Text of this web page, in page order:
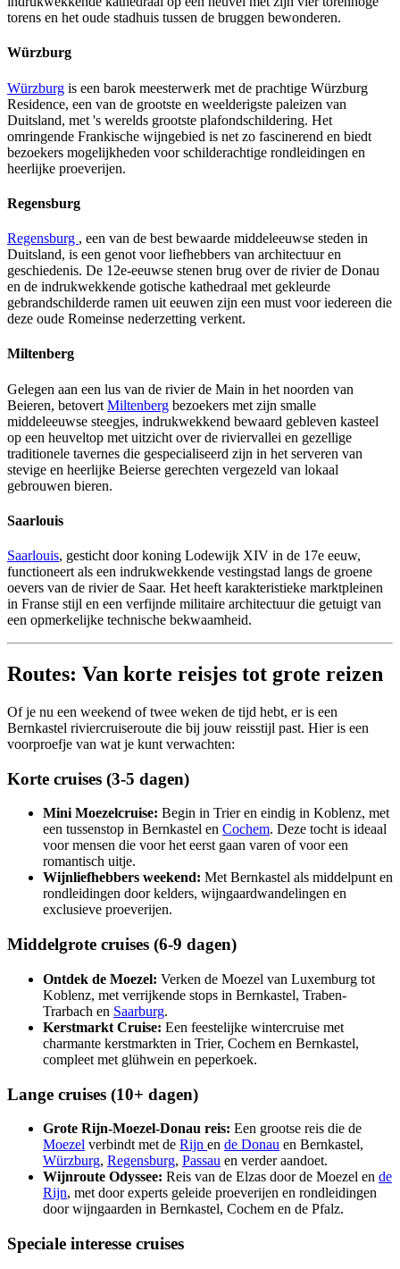
torens en het oude stadhuis tussen de bruggen bewonderen.
Würzburg
Würzburg is een barok meesterwerk met de prachtige Würzburg
Residence, een van de grootste en weelderigste paleizen van
Duitsland, met 's werelds grootste plafondschildering. Het
omringende Frankische wijngebied is net zo fascinerend en biedt
bezoekers mogelijkheden voor schilderachtige rondleidingen en
heerlijke proeverijen.
Regensburg
Regensburg , een van de best bewaarde middeleeuwse steden in
Duitsland, is een genot voor liefhebbers van architectuur en
geschiedenis. De 12e-eeuwse stenen brug over de rivier de Donau
en de indrukwekkende gotische kathedraal met gekleurde
gebrandschilderde ramen uit eeuwen zijn een must voor iedereen die
deze oude Romeinse nederzetting verkent.
Miltenberg
Gelegen aan een lus van de rivier de Main in het noorden van
Beieren, betovert Miltenberg bezoekers met zijn smalle
middeleeuwse steegjes, indrukwekkend bewaard gebleven kasteel
op een heuveltop met uitzicht over de riviervallei en gezellige
traditionele tavernes die gespecialiseerd zijn in het serveren van
stevige en heerlijke Beierse gerechten vergezeld van lokaal
gebrouwen bieren.
Saarlouis
Saarlouis, gesticht door koning Lodewijk XIV in de 17e eeuw,
functioneert als een indrukwekkende vestingstad langs de groene
oevers van de rivier de Saar. Het heeft karakteristieke marktpleinen
in Franse stijl en een verfijnde militaire architectuur die getuigt van
een opmerkelijke technische bekwaamheid.
Routes: Van korte reisjes tot grote reizen
Of je nu een weekend of twee weken de tijd hebt, er is een
Bernkastel riviercruiseroute die bij jouw reisstijl past. Hier is een
voorproefje van wat je kunt verwachten:
Korte cruises (3-5 dagen)
Mini Moezelcruise: Begin in Trier en eindig in Koblenz, met
een tussenstop in Bernkastel en Cochem. Deze tocht is ideaal
voor mensen die voor het eerst gaan varen of voor een
romantisch uitje.
Wijnliefhebbers weekend: Met Bernkastel als middelpunt en
rondleidingen door kelders, wijngaardwandelingen en
exclusieve proeverijen.
Middelgrote cruises (6-9 dagen)
Ontdek de Moezel: Verken de Moezel van Luxemburg tot
Koblenz, met verrijkende stops in Bernkastel, Traben-
Trarbach en Saarburg.
Kerstmarkt Cruise: Een feestelijke wintercruise met
charmante kerstmarkten in Trier, Cochem en Bernkastel,
compleet met glühwein en peperkoek.
Lange cruises (10+ dagen)
Grote Rijn-Moezel-Donau reis: Een grootse reis die de
Moezel verbindt met de Rijn en de Donau en Bernkastel,
Würzburg, Regensburg, Passau en verder aandoet.
Wijnroute Odyssee: Reis van de Elzas door de Moezel en de
Rijn, met door experts geleide proeverijen en rondleidingen
door wijngaarden in Bernkastel, Cochem en de Pfalz.
Speciale interesse cruises